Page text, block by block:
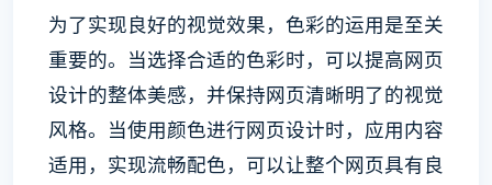
为了实现良好的视觉效果，色彩的运用是至关
重要的。当选择合适的色彩时，可以提高网页
设计的整体美感，并保持网页清晰明了的视觉
风格。当使用颜色进行网页设计时，应用内容
适用，实现流畅配色，可以让整个网页具有良